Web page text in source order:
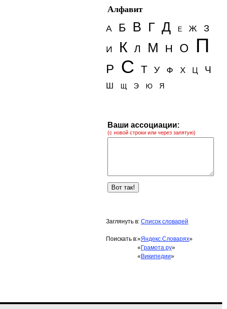
Алфавит
А
Б В Г Д Е Ж З
И К Л М Н О П
Р С Т У Ф Х Ц Ч
Ш Щ Э Ю Я
Ваши ассоциации:
(с новой строки или через запятую)
Заглянуть в: Список словарей
Поискать в:«Яндекс.Словарях»
« Грамота.ру»
« Википедии»